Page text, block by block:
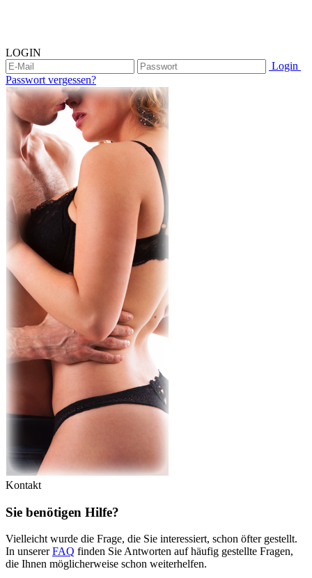
LOGIN
Login
Passwort vergessen?
Kontakt
Sie benötigen Hilfe?
Vielleicht wurde die Frage, die Sie interessiert, schon öfter gestellt.
In unsererFAQ finden Sie Antworten auf häufig gestellte Fragen,
die Ihnen möglicherweise schon weiterhelfen.